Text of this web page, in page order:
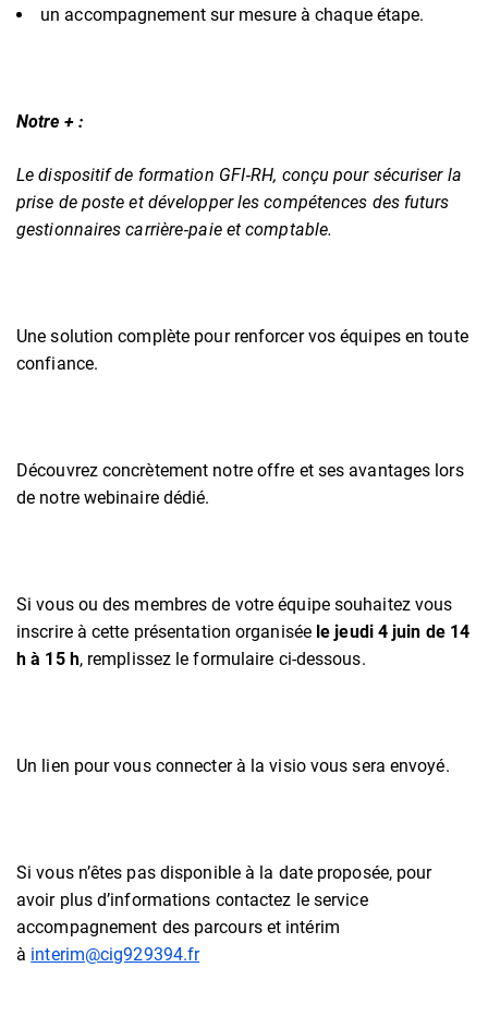
un accompagnement sur mesure à chaque étape.
Notre + :
Le dispositif de formation GFI‑RH, conçu pour sécuriser la
prise de poste et développer les compétences des futurs
gestionnaires carrière‑paie et comptable.
Une solution complète pour renforcer vos équipes en toute
confiance.
Découvrez concrètement notre offre et ses avantages lors
de notre webinaire dédié.
Si vous ou des membres de votre équipe souhaitez vous
inscrire à cette présentation organisée le jeudi 4 juin de 14
h à 15 h, remplissez le formulaire ci-dessous.
Un lien pour vous connecter à la visio vous sera envoyé.
Si vous n’êtes pas disponible à la date proposée, pour
avoir plus d’informations contactez le service
accompagnement des parcours et intérim
à interim@cig929394.fr